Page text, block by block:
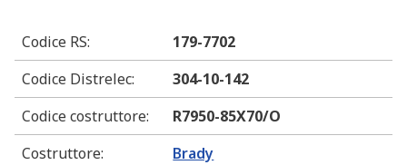
Codice RS:
179-7702
Codice Distrelec:
304-10-142
Codice costruttore:
R7950-85X70/O
Costruttore: Brady